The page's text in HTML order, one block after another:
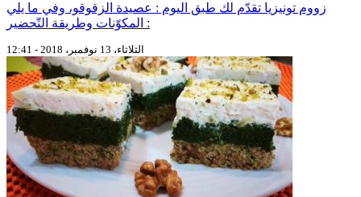
زووم تونيزيا تقدّم لك طبق اليوم : عصيدة الزقوقو، وفي ما يلي
المكوّنات وطريقة التّحضير :
الثلاثاء، 13 نوفمبر، 2018 - 12:41